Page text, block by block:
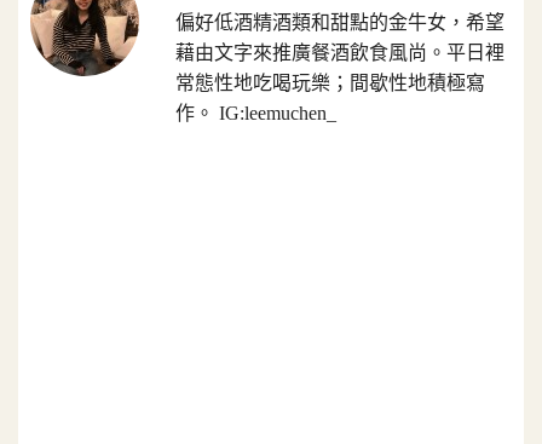
偏好低酒精酒類和甜點的金牛女，希望
藉由文字來推廣餐酒飲食風尚。平日裡
常態性地吃喝玩樂；間歇性地積極寫
作。 IG:leemuchen_